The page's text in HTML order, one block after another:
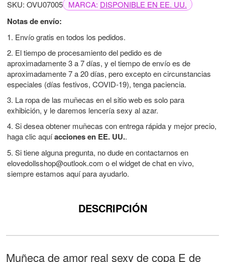
SKU: OVU07005 MARCA: DISPONIBLE EN EE. UU.
Notas de envío:
1. Envío gratis en todos los pedidos.
2. El tiempo de procesamiento del pedido es de
aproximadamente 3 a 7 días, y el tiempo de envío es de
aproximadamente 7 a 20 días, pero excepto en circunstancias
especiales (días festivos, COVID-19), tenga paciencia.
3. La ropa de las muñecas en el sitio web es solo para
exhibición, y le daremos lencería sexy al azar.
4. Si desea obtener muñecas con entrega rápida y mejor precio,
haga clic aquíacciones en EE. UU..
5. Si tiene alguna pregunta, no dude en contactarnos en
elovedollsshop@outlook.com o el widget de chat en vivo,
siempre estamos aquí para ayudarlo.
DESCRIPCIÓN
Muñeca de amor real sexy de copa E de